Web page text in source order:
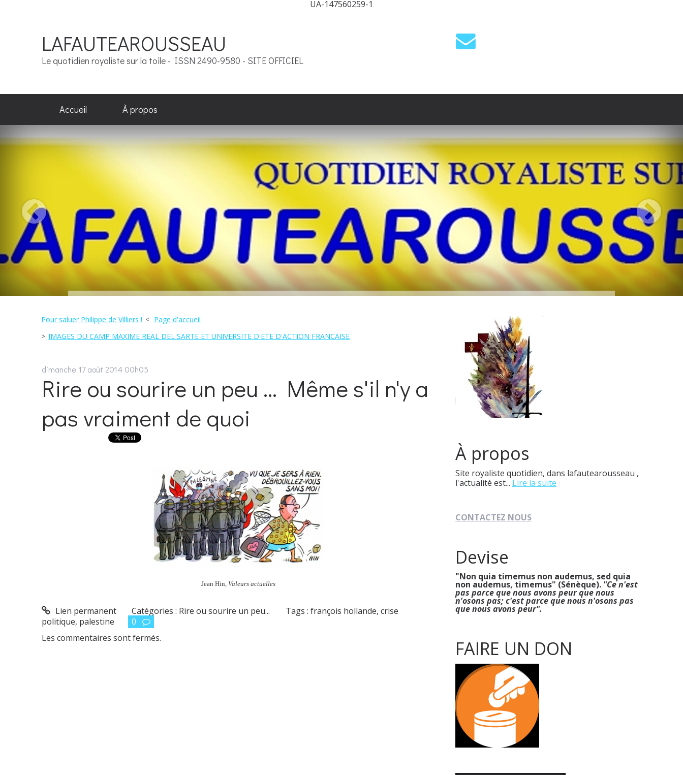
UA-147560259-1
LAFAUTEAROUSSEAU
Le quotidien royaliste sur la toile - ISSN 2490-9580 - SITE OFFICIEL
Accueil À propos
Pour saluer Philippe de Villiers !
Page d'accueil
IMAGES DU CAMP MAXIME REAL DEL SARTE ET UNIVERSITE D'ETE D'ACTION FRANCAISE
dimanche 17 août 2014 00h05
Rire ou sourire un peu ... Même s'il n'y a
pas vraiment de quoi
Jean Hin, Valeurs actuelles
Lien permanent Catégories : Rire ou sourire un peu... Tags :françois hollande,crise
politique, palestine
0
Les commentaires sont fermés.
À propos
Site royaliste quotidien, dans lafautearousseau ,
l'actualité est... Lire la suite
CONTACTEZ NOUS
Devise
"Non quia timemus non audemus, sed quia
non audemus, timemus" (Sénèque). "Ce n'est
pas parce que nous avons peur que nous
n'osons pas; c'est parce que nous n'osons pas
que nous avons peur".
FAIRE UN DON